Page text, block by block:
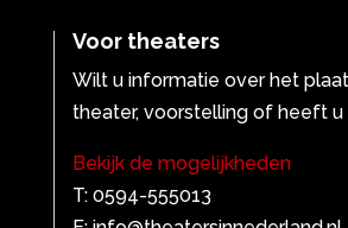
Voor theaters
Wilt u informatie over het
theater, voorstelling of heeft u
Bekijk de mogelijkheden
T: 0594-555013